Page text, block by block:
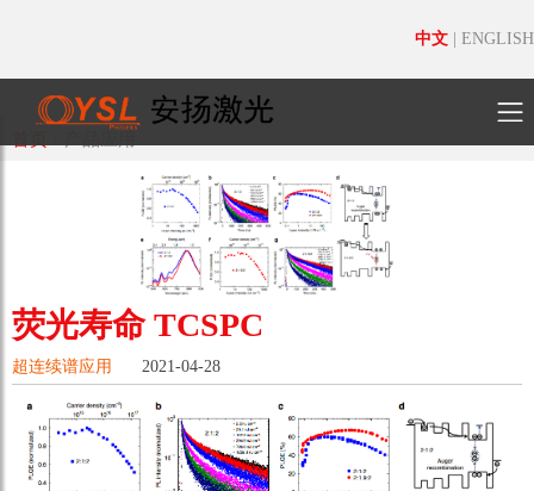
中文 ENGLISH
荧光寿命 TCSPC
超连续谱应用 2021-04-28